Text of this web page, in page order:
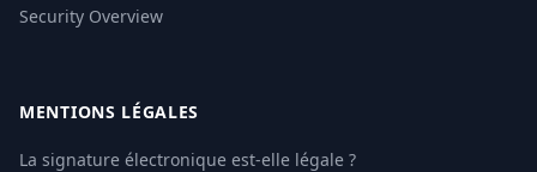
Security Overview
MENTIONS LÉGALES
La signature électronique est-elle légale ?